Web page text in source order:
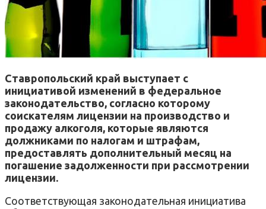
Ставропольский край выступает с
инициативой изменений в федеральное
законодательство, согласно которому
соискателям лицензии на производство и
продажу алкоголя, которые являются
должниками по налогам и штрафам,
предоставлять дополнительный месяц на
погашение задолженности при рассмотрении
лицензии.
Соответствующая законодательная инициатива